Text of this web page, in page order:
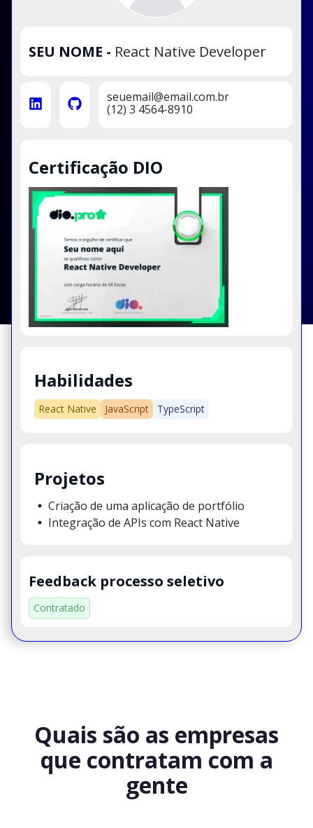
SEU NOME - React Native Developer
seuemail@email.com.br
(12) 3 4564-8910
Certificação DIO
Habilidades
React Native JavaScript TypeScript
Projetos
Criação de uma aplicação de portfólio
Integração de APIs com React Native
Feedback processo seletivo
Contratado
Quais são as empresas
que contratam com a
gente